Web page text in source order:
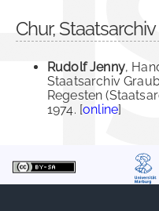
Chur, Staatsarchiv
Rudolf Jenny,
Staatsarchiv
Regesten
1974. [online]